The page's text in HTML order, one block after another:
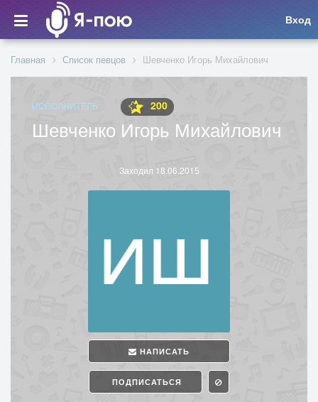
Вход
Главная Список певцов Шевченко Игорь Михайлович
ИСПОЛНИТЕЛЬ 200
Шевченко Игорь Михайлович
Заходил 18.06.2015
НАПИСАТЬ
ПОДПИСАТЬСЯ